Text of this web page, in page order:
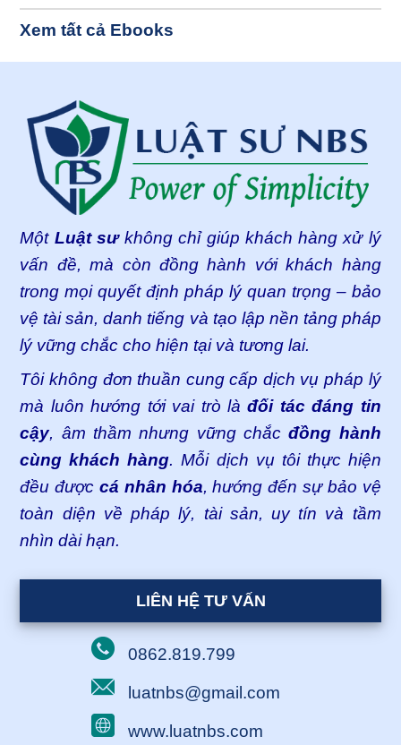
Xem tất cả Ebooks
Footer
Một Luật sưkhông chỉ giúp khách hàng xử lý
vấn đề, mà còn đồng hành với khách hàng
trong mọi quyết định pháp lý quan trọng – bảo
vệ tài sản, danh tiếng và tạo lập nền tảng pháp
lý vững chắc cho hiện tại và tương lai.
Tôi không đơn thuần cung cấp dịch vụ pháp lý
mà luôn hướng tới vai trò làđối tác đáng tin
cậy, âm thầm nhưng vững chắcđồng hành
cùng khách hàng. Mỗi dịch vụ tôi thực hiện
đều được cá nhân hóa, hướng đến sự bảo vệ
toàn diện về pháp lý, tài sản, uy tín và tầm
nhìn dài hạn.
LIÊN HỆ TƯ VẤN
0862.819.799
luatnbs@gmail.com
www.luatnbs.com